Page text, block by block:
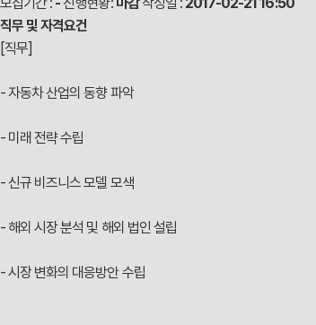
직무 및 자격요건
[직무]
- 자동차 산업의 동향 파악
- 미래 전략 수립
- 신규 비즈니스 모델 모색
- 해외 시장 분석 및 해외 법인 설립
- 시장 변화의 대응방안 수립